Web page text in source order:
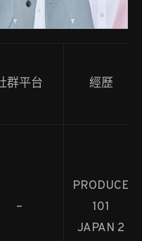
群平台 經歷
–
PRODUCE
101
JAPAN 2